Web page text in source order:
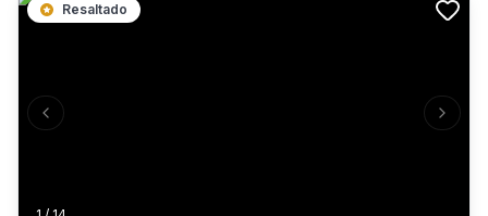
Previous slide Next
Resaltado